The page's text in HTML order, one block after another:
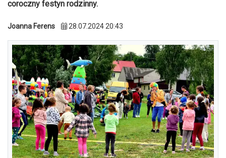
coroczny festyn rodzinny.
Joanna Ferens 28.07.2024 20:43